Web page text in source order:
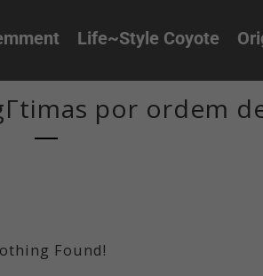
Life~Style Coyote
por ordem
Found!